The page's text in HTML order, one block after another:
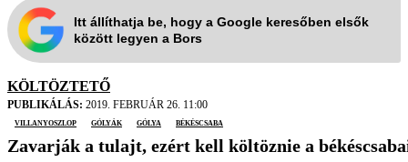
Itt állíthatja be, hogy a Google keresőben elsők
között legyen a Bors
KÖLTÖZTETŐ
PUBLIKÁLÁS: 2019. FEBRUÁR 26. 11:00
villanyoszlop
gólyák gólya Békéscsaba
Zavarják a tulajt, ezért kell költöznie a